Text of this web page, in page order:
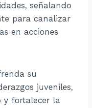
señalando
para canalizar
en acciones
su
juveniles,
y fortalecer la